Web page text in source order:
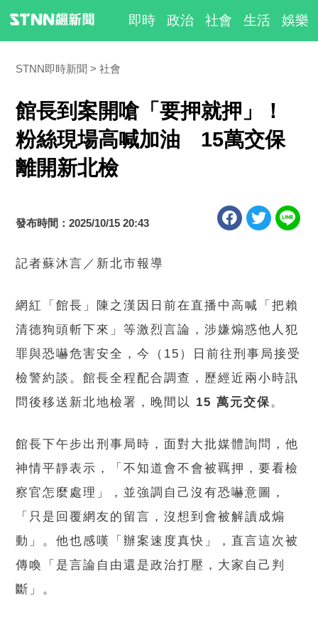
即時 政治 社會 生活 娛樂
STNN即時新聞 社會
館長到案開嗆「要押就押」！
粉絲現場高喊加油 15萬交保
離開新北檢
發布時間：2025/10/15 20:43
記者蘇沐言／新北市報導
網紅「館長」陳之漢因日前在直播中高喊「把賴
清德狗頭斬下來」等激烈言論，涉嫌煽惑他人犯
罪與恐嚇危害安全，今（15）日前往刑事局接受
檢警約談。館長全程配合調查，歷經近兩小時訊
問後移送新北地檢署，晚間以 15 萬元交保。
館長下午步出刑事局時，面對大批媒體詢問，他
神情平靜表示，「不知道會不會被羈押，要看檢
察官怎麼處理」，並強調自己沒有恐嚇意圖，
「只是回覆網友的留言，沒想到會被解讀成煽
動」。他也感嘆「辦案速度真快」，直言這次被
傳喚「是言論自由還是政治打壓，大家自己判
斷」。